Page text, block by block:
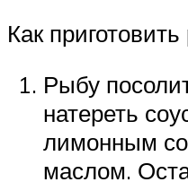
Как
Рыбу
натереть
лимонным
маслом.